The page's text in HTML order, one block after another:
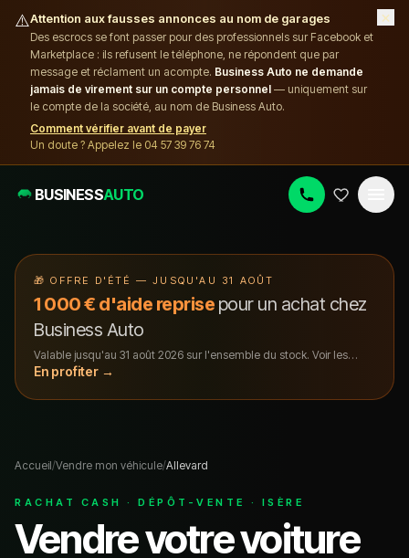
⚠️Attention aux fausses annonces au nom de garages
Des escrocs se font passer pour des professionnels sur Facebook et
Marketplace : ils refusent le téléphone, ne répondent que par
message et réclament un acompte. Business Auto ne demande
jamais de virement sur un compte personnel — uniquement sur
le compte de la société, au nom de Business Auto.
Comment vérifier avant de payer
Un doute ? Appelez le 04 57 39 76 74
×
BUSINESSAUTO
🎁OFFRE D'ÉTÉ — JUSQU'AU 31 AOÛT
1 000 € d'aide reprise pour un achat chez
Business Auto
Valable jusqu'au 31 août 2026 sur l'ensemble du stock. Voir les
conditions.
En profiter →
Accueil/Vendre mon véhicule/Allevard
RACHAT CASH · DÉPÔT-VENTE · ISÈRE
Vendre votre voiture